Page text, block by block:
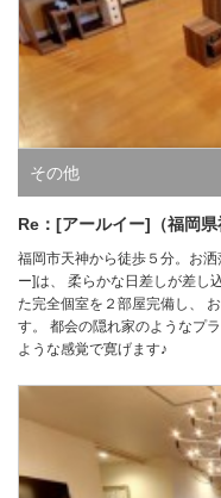
その他
Re：[アールイー]（福岡県
福岡市天神から徒歩５分。お
ー]は、 柔らかな日差しが差し
た完全個室を２部屋完備し、
す。 都会の隠れ家のようなプ
ような感覚で寛げます♪